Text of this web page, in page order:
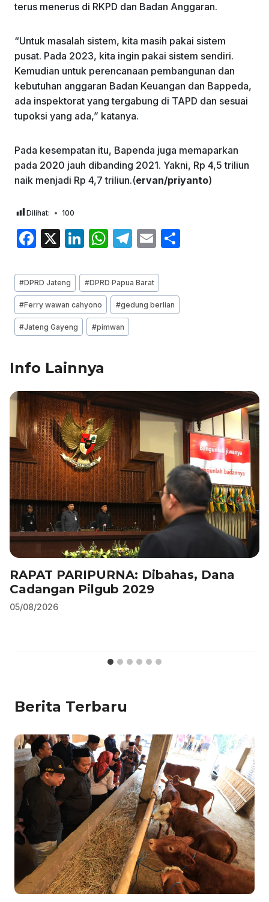
terus menerus di RKPD dan Badan Anggaran.
“Untuk masalah sistem, kita masih pakai sistem
pusat. Pada 2023, kita ingin pakai sistem sendiri.
Kemudian untuk perencanaan pembangunan dan
kebutuhan anggaran Badan Keuangan dan Bappeda,
ada inspektorat yang tergabung di TAPD dan sesuai
tupoksi yang ada,” katanya.
Pada kesempatan itu, Bapenda juga memaparkan
pada 2020 jauh dibanding 2021. Yakni, Rp 4,5 triliun
naik menjadi Rp 4,7 triliun.(ervan/priyanto)
Dilihat: 100
F
c
e
b
o
k
X
Li
k
e
dI
n
W
at
s
A
p
T
e
gr
a
E
ai
l
Post
Tags:
#DPRD Jateng #DPRD Papua Barat
#Ferry wawan cahyono #gedung berlian
#Jateng Gayeng #pimwan
Info Lainnya
RAPAT PARIPURNA: Dibahas, Dana
Cadangan Pilgub 2029
05/08/2026
Berita Terbaru